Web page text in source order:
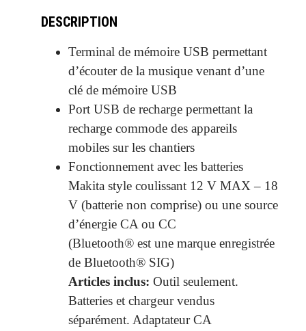
DESCRIPTION
Terminal de mémoire USB permettant
d’écouter de la musique venant d’une
clé de mémoire USB
Port USB de recharge permettant la
recharge commode des appareils
mobiles sur les chantiers
Fonctionnement avec les batteries
Makita style coulissant 12 V MAX – 18
V (batterie non comprise) ou une source
d’énergie CA ou CC
(Bluetooth® est une marque enregistrée
de Bluetooth® SIG)
Articles inclus: Outil seulement.
Batteries et chargeur vendus
séparément. Adaptateur CA